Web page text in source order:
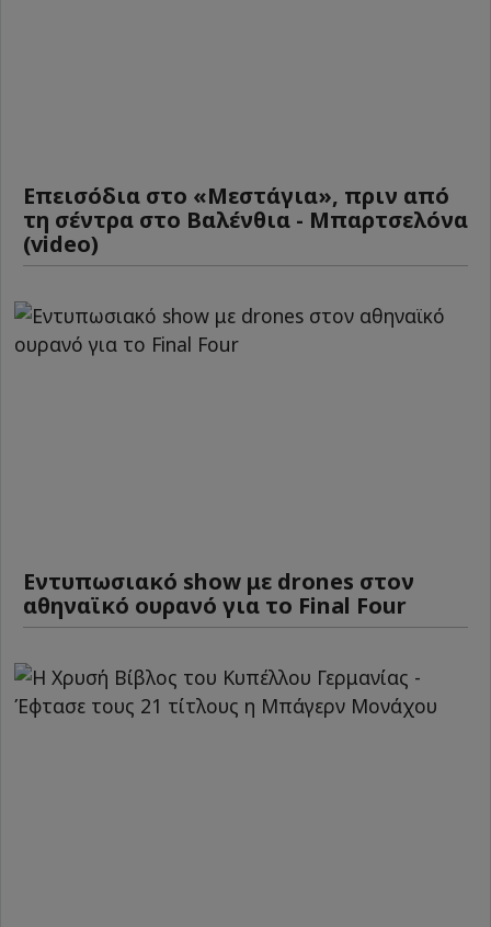
Επεισόδια στο «Μεστάγια», πριν από
τη σέντρα στο Βαλένθια - Μπαρτσελόνα
(video)
Εντυπωσιακό show με drones στον
αθηναϊκό ουρανό για το Final Four